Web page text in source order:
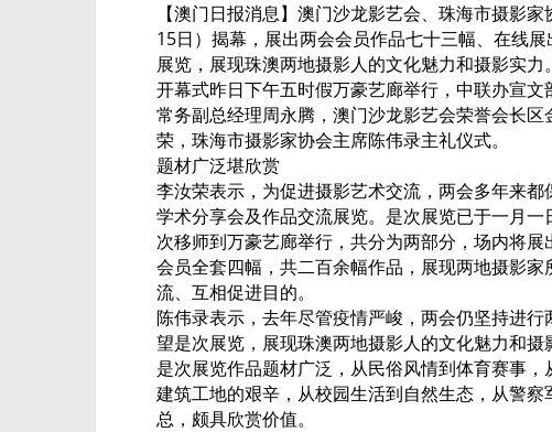
【澳门日报消息】澳门沙龙影艺会、珠海市摄影家
15日）揭幕，展出两会会员作品七十三幅、在线
展览，展现珠澳两地摄影人的文化魅力和摄影实力
开幕式昨日下午五时假万豪艺廊举行，中联办宣
常务副总经理周永腾，澳门沙龙影艺会荣誉会长
荣，珠海市摄影家协会主席陈伟录主礼仪式。
题材广泛堪欣赏
李汝荣表示，为促进摄影艺术交流，两会多年来都
学术分享会及作品交流展览。是次展览已于一月
次移师到万豪艺廊举行，共分为两部分，场内将
会员全套四幅，共二百余幅作品，展现两地摄影
流、互相促进目的。
陈伟录表示，去年尽管疫情严峻，两会仍坚持进
望是次展览，展现珠澳两地摄影人的文化魅力和摄
是次展览作品题材广泛，从民俗风情到体育赛事
建筑工地的艰辛，从校园生活到自然生态，从警
总，颇具欣赏价值。